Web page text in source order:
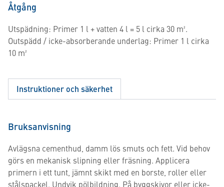
Åtgång
Utspädning: Primer 1 l + vatten 4 l = 5 l cirka 30 m².
Outspädd / icke-absorberande underlag: Primer 1 l cirka
10 m²
Instruktioner och säkerhet
Bruksanvisning
Avlägsna cementhud, damm lös smuts och fett. Vid behov
görs en mekanisk slipning eller fräsning. Applicera
primern i ett tunt, jämnt skikt med en borste, roller eller
stålspackel. Undvik pölbildning. På byggskivor eller icke-